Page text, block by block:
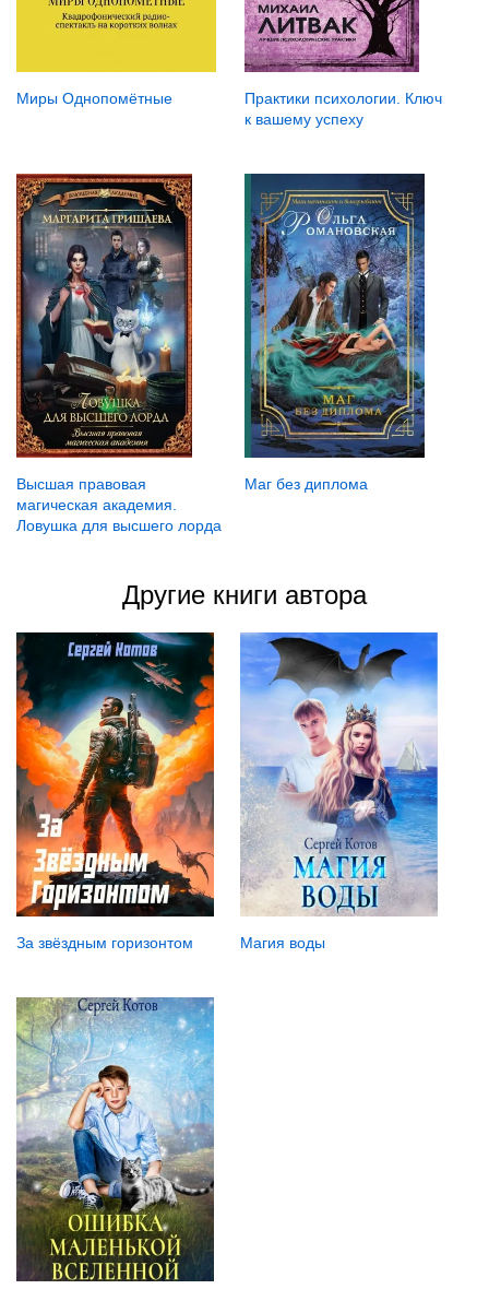
Миры Однопомётные
Практики психологии. Ключ
к вашему успеху
Высшая правовая
магическая академия.
Ловушка для высшего лорда
Маг без диплома
Другие книги автора
За звёздным горизонтом Магия воды